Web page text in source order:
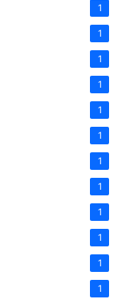
1
1
1
1
1
1
1
1
1
1
1
1